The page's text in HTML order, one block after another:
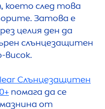
което след това
Затова е
целия ден да
слънцезащитен
висок.
Слънцезащитен
помага да се
от